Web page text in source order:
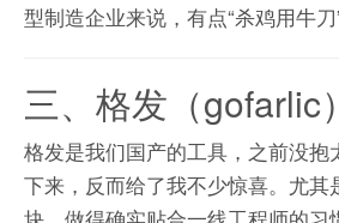
型制造企业来说，有点“杀鸡用牛刀
三、格发（gofarlic
格发是我们国产的工具，之前没抱
下来，反而给了我不少惊喜。尤其